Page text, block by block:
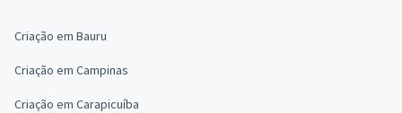
Criação em Bauru
Criação em Campinas
Criação em Carapicuíba